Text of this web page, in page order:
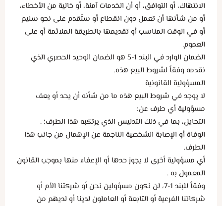
الانتهاك، أو التوافق، أو أن الخدمات آمنة، أو خالية من الأخطاء،
أو من شأنها أن تعمل دون انقطاع أو ستُقدم على نحو سليم
أو في الوقت المناسب أو تقديمها بالطريقة الملائمة أو على
العموم.
الضمان الوارد في البند 1-5 هو الضمان الوحيد الحصري الذي
نقدمه وفقاً لشروط البيع هذه.
المسؤولية القانونية
لا يوجد في شروط البيع هذه ما من شأنه أن يحد أو يعف
مسؤولية أي طرف عن:
التحايل، بما في ذلك التدليس الذي يرتكبه هذا الطرف؛ .
الوفاة أو الإصابة الشخصية الناجمة عن الإهمال من جانب هذا
الطرف.
أي مسؤولية أخرى لا يجوز حدها أو الإعفاء منها بموجب القانون
المعمول به .
وفقاً للبند 1-7، لن نكون مسؤولين نحن أو شركتنا الأم أو
شركاتنا الفرعية أو التابعة أو العاملون لدينا أو لديهم من